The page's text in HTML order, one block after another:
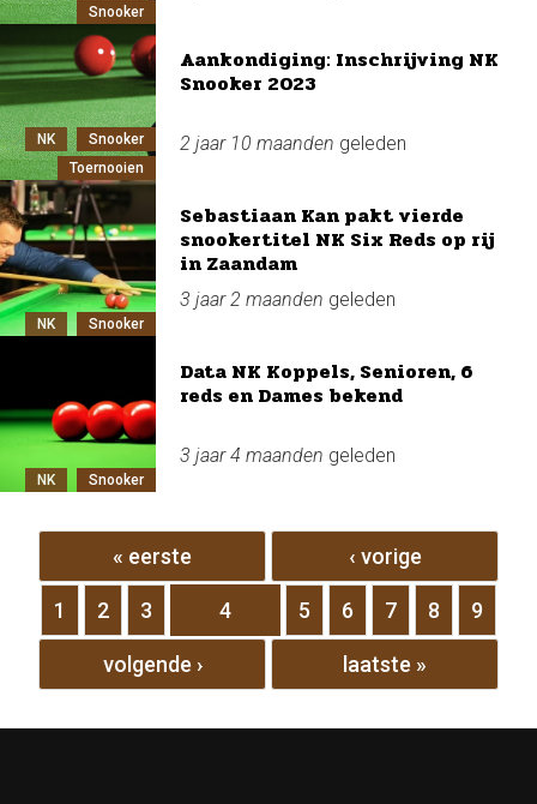
Snooker
NK
Snooker
Toernooien
Aankondiging: Inschrijving NK
Snooker 2023
2 jaar 10 maanden geleden
NK Snooker
Sebastiaan Kan pakt vierde
snookertitel NK Six Reds op rij
in Zaandam
3 jaar 2 maanden geleden
NK Snooker
Data NK Koppels, Senioren, 6
reds en Dames bekend
3 jaar 4 maanden geleden
Pagina's
« eerste ‹ vorige
1 2 3 4 5 6 7 8 9
volgende › laatste »